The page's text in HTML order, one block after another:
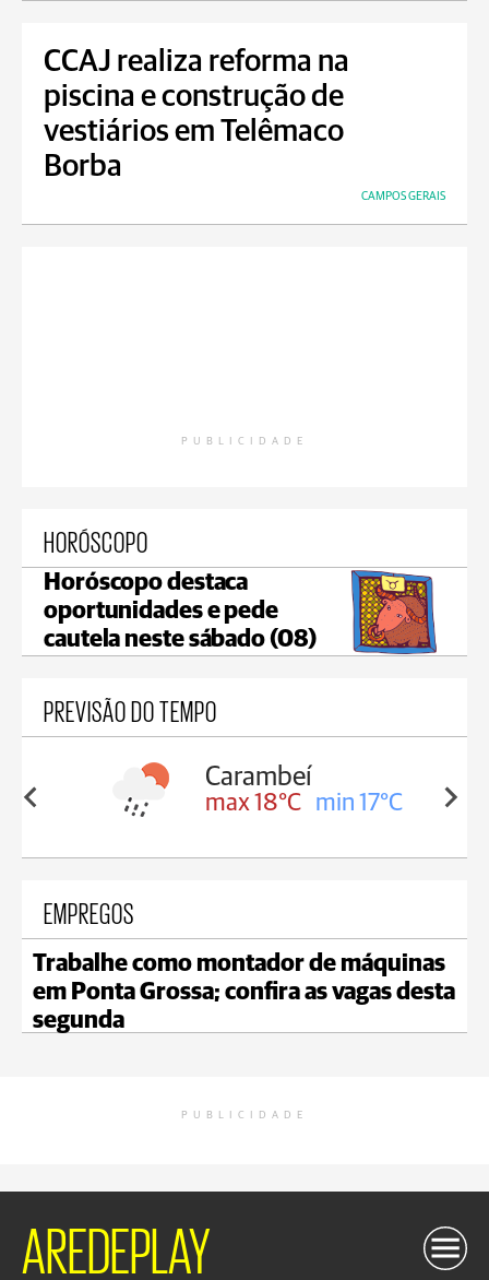
CCAJ realiza reforma na
piscina e construção de
vestiários em Telêmaco
Borba
CAMPOS GERAIS
PUBLICIDADE
HORÓSCOPO
Horóscopo destaca
oportunidades e pede
cautela neste sábado (08)
PREVISÃO DO TEMPO
18°C
Carambeí
max 18°C min 17°C
EMPREGOS
Trabalhe como montador de máquinas
em Ponta Grossa; confira as vagas desta
segunda
PUBLICIDADE
AREDEPLAY